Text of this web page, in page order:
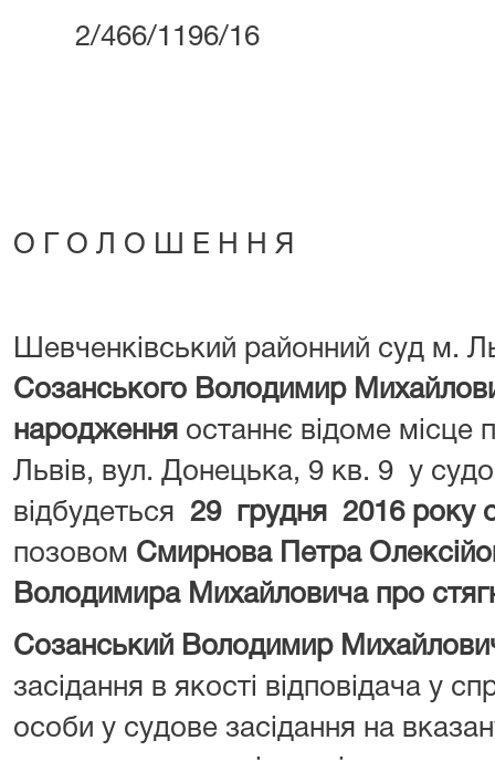
2/466/1196/16
О Г О Л О Ш Е Н Н Я
Шевченківський районний суд м.
Созанського Володимир
народження останнє відоме
Львів, вул. Донецька, 9 кв. 9 у
відбудеться 29грудня 2016 року
позовом Смирнова Петра
Володимира Михайловича про
Созанський Володимир
засідання в якості відповідача у
особи у судове засідання на